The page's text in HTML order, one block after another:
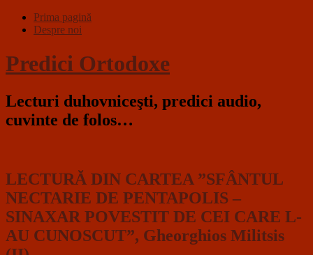
Prima pagină
Despre noi
Predici Ortodoxe
Lecturi duhovniceşti, predici audio,
cuvinte de folos…
LECTURĂ DIN CARTEA ”SFÂNTUL
NECTARIE DE PENTAPOLIS –
SINAXAR POVESTIT DE CEI CARE L-
AU CUNOSCUT”, Gheorghios Militsis